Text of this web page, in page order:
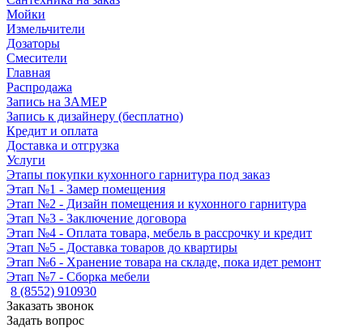
Мойки
Измельчители
Дозаторы
Смесители
Главная
Распродажа
Запись на ЗАМЕР
Запись к дизайнеру (бесплатно)
Кредит и оплата
Доставка и отгрузка
Услуги
Этапы покупки кухонного гарнитура под заказ
Этап №1 - Замер помещения
Этап №2 - Дизайн помещения и кухонного гарнитура
Этап №3 - Заключение договора
Этап №4 - Оплата товара, мебель в рассрочку и кредит
Этап №5 - Доставка товаров до квартиры
Этап №6 - Хранение товара на складе, пока идет ремонт
Этап №7 - Сборка мебели
8 (8552) 910930
Заказать звонок
Задать вопрос